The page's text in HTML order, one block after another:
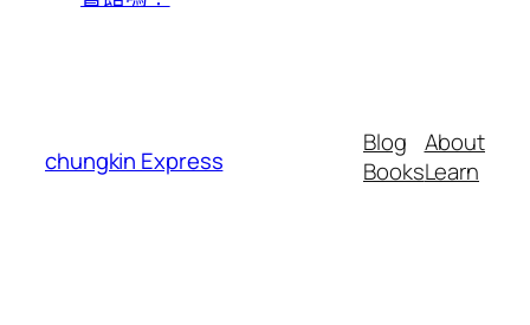
chungkin Express
Blog
Books
About
Learn